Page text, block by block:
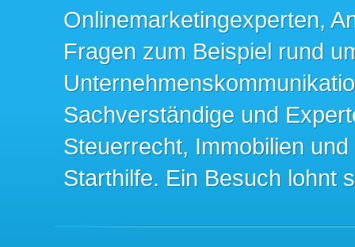
Onlinemarketingexperten,
Fragen zum Beispiel rund
Sachverständige und
Steuerrecht, Immobilien
Starthilfe. Ein Besuch lohnt